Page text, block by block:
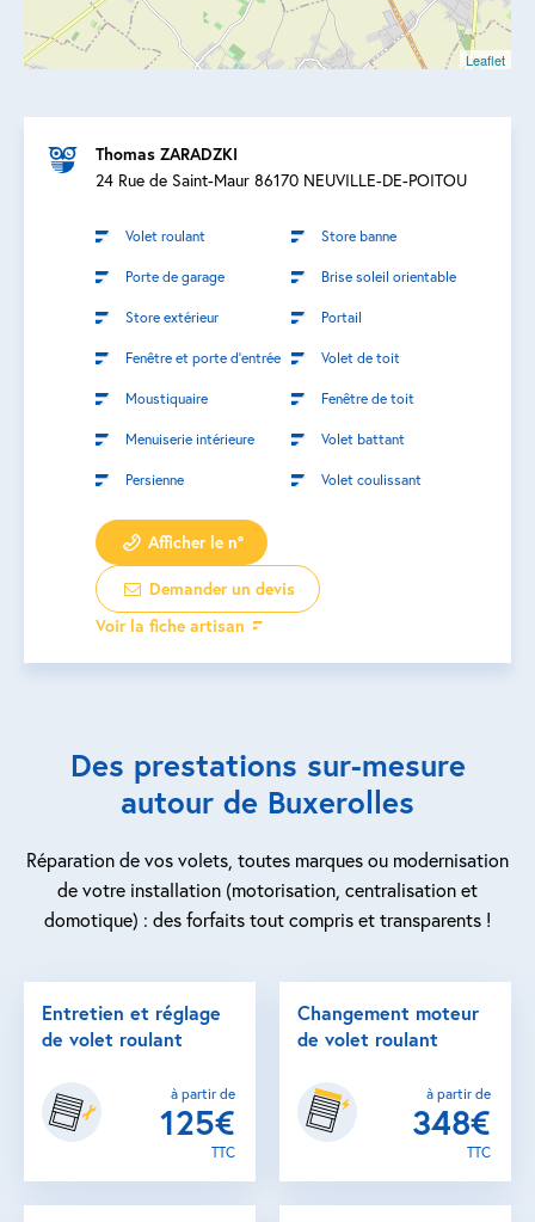
Leaflet
Thomas ZARADZKI
24 Rue de Saint-Maur 86170 NEUVILLE-DE-POITOU
Volet roulant Store banne
Porte de garage Brise soleil orientable
Store extérieur Portail
Fenêtre et porte d’entrée Volet de toit
Moustiquaire Fenêtre de toit
Menuiserie intérieure Volet battant
Persienne Volet coulissant
Afficher le n°
Demander un devis
Voir la fiche artisan
Des prestations sur-mesure
autour de Buxerolles
Réparation de vos volets, toutes marques ou modernisation
de votre installation (motorisation, centralisation et
domotique) : des forfaits tout compris et transparents !
Entretien et réglage
de volet roulant
à partir de
125€
TTC
Changement moteur
de volet roulant
à partir de
348€
TTC